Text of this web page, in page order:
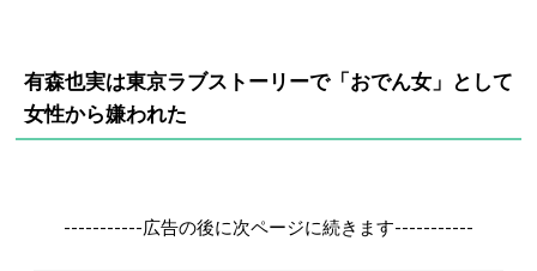
有森也実は東京ラブストーリーで「おでん女」として
女性から嫌われた
-----------広告の後に次ページに続きます-----------